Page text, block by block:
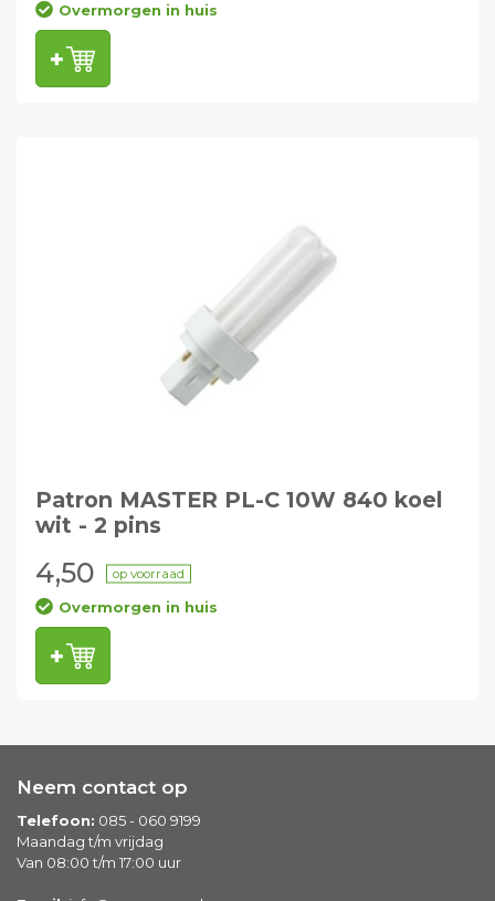
Overmorgen in huis
Patron MASTER PL-C 10W 840 koel
wit - 2 pins
4,50 op voorraad
Overmorgen in huis
Neem contact op
Telefoon: 085 - 060 9199
Maandag t/m vrijdag
Van 08:00 t/m 17:00 uur